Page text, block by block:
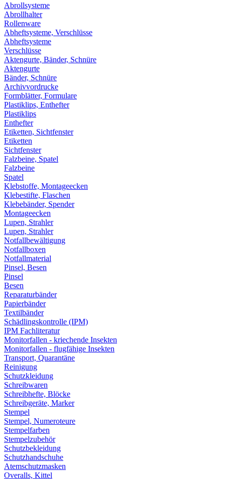
Abrollsysteme
Abrollhalter
Rollenware
Abheftsysteme, Verschlüsse
Abheftsysteme
Verschlüsse
Aktengurte, Bänder, Schnüre
Aktengurte
Bänder, Schnüre
Archivvordrucke
Formblätter, Formulare
Plastiklips, Enthefter
Plastiklips
Enthefter
Etiketten, Sichtfenster
Etiketten
Sichtfenster
Falzbeine, Spatel
Falzbeine
Spatel
Klebstoffe, Montageecken
Klebestifte, Flaschen
Klebebänder, Spender
Montageecken
Lupen, Strahler
Lupen, Strahler
Notfallbewältigung
Notfallboxen
Notfallmaterial
Pinsel, Besen
Pinsel
Besen
Reparaturbänder
Papierbänder
Textilbänder
Schädlingskontrolle (IPM)
IPM Fachliteratur
Monitorfallen - kriechende Insekten
Monitorfallen - flugfähige Insekten
Transport, Quarantäne
Reinigung
Schutzkleidung
Schreibwaren
Schreibhefte, Blöcke
Schreibgeräte, Marker
Stempel
Stempel, Numeroteure
Stempelfarben
Stempelzubehör
Schutzbekleidung
Schutzhandschuhe
Atemschutzmasken
Overalls, Kittel